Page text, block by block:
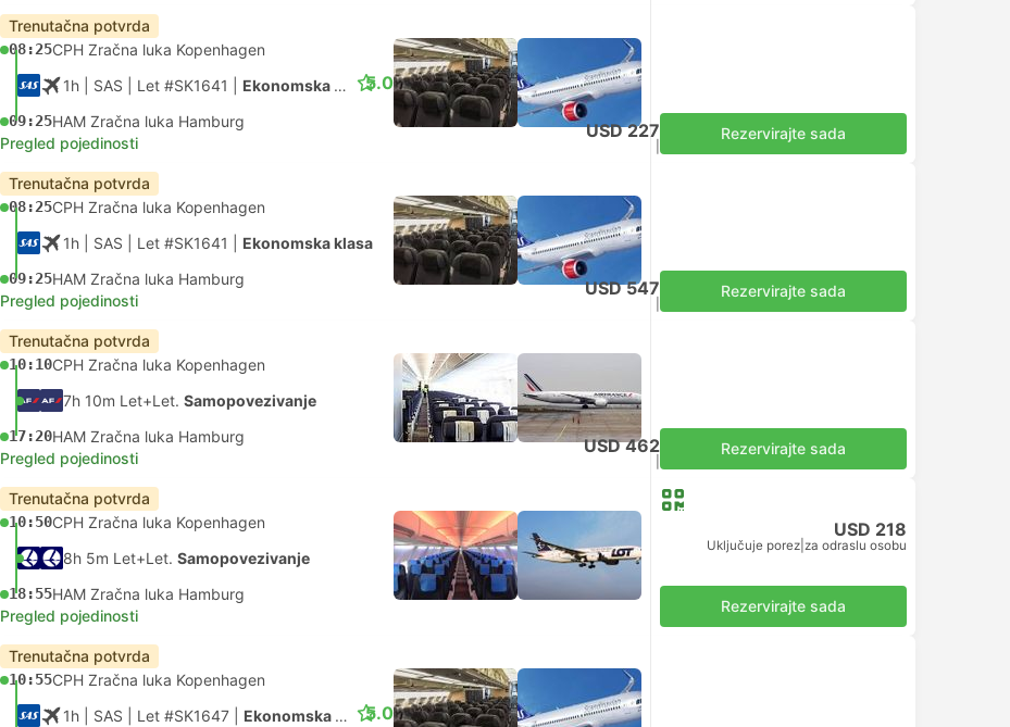
Trenutačna potvrda
08:25CPH Zračna luka Kopenhagen
1h | SAS Let #SK1641 Ekonomska klasa
09:25HAM Zračna luka Hamburg
5.0
Pregled pojedinosti
USD 227 Rezervirajte sada
Trenutačna potvrda
08:25CPH Zračna luka Kopenhagen
1h | SAS Let #SK1641 Ekonomska klasa
09:25HAM Zračna luka Hamburg
Pregled pojedinosti
USD 547 Rezervirajte sada
Trenutačna potvrda
10:10CPH Zračna luka Kopenhagen
7h 10m Let+Let. Samopovezivanje
17:20HAM Zračna luka Hamburg
Pregled pojedinosti
USD 462 Rezervirajte sada
Trenutačna potvrda
10:50CPH Zračna luka Kopenhagen
8h 5m Let+Let. Samopovezivanje
18:55HAM Zračna luka Hamburg
Pregled pojedinosti
USD 218
Uključuje porez za odraslu osobu
Rezervirajte sada
Trenutačna potvrda
10:55CPH Zračna luka Kopenhagen
1h | SAS Let #SK1647 Ekonomska klasa 5.0